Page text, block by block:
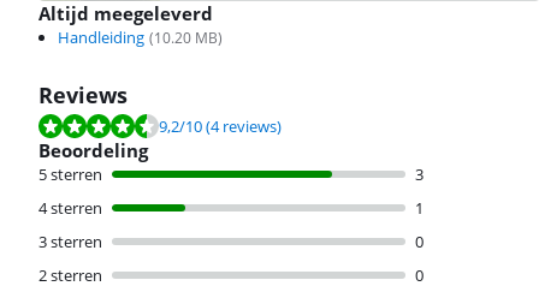
Altijd meegeleverd
Handleiding (10.20 MB)
Reviews
Beoordeling is 9,2 van de 10, gebaseerd op 4 reviews.
9,2/10(4 reviews)
Beoordeling
5 sterren
3
4 sterren
1
3 sterren
0
2 sterren
0